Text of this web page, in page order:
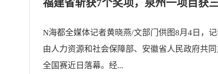
N海都全媒体记者黄晓燕/文部门供图8月4日，
由人力资源和社会保障部、安徽省人民政府共
全国赛近日落幕。经...